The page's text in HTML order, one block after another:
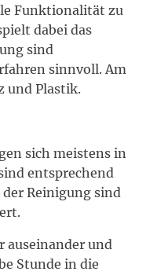
Funktionalität zu
dabei das
sind
sinnvoll. Am
und Plastik.
sich meistens in
entsprechend
Reinigung sind
auseinander und
Stunde in die